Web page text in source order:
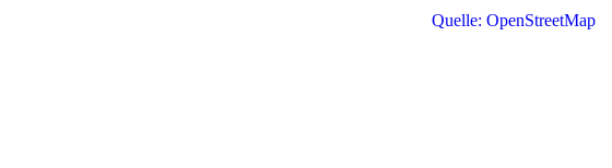
Quelle: OpenStreetMap